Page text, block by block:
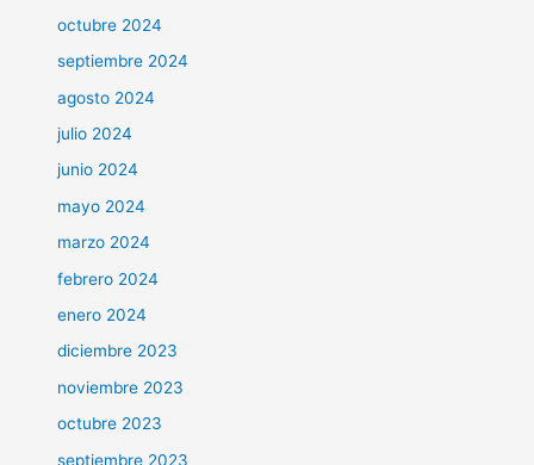
octubre 2024
septiembre 2024
agosto 2024
julio 2024
junio 2024
mayo 2024
marzo 2024
febrero 2024
enero 2024
diciembre 2023
noviembre 2023
octubre 2023
septiembre 2023